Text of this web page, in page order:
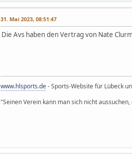
31. Mai 2023, 08:51:47
Die Avs haben den Vertrag von Nate
www.hlsports.de- Sports-Website für Lübeck
"Seinen Verein kann man sich nicht